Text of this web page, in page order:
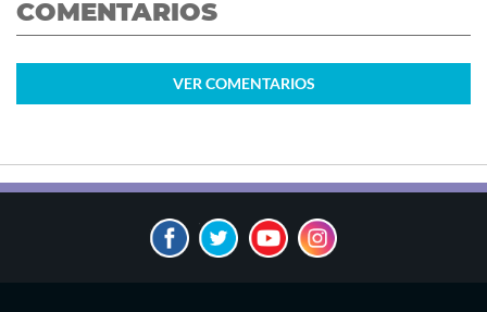
COMENTARIOS
VER COMENTARIOS